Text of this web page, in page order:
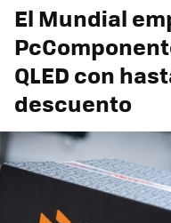
El Mundial
QLED con
descuento